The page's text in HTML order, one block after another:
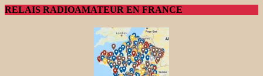
RELAIS RADIOAMATEUR EN FRANCE